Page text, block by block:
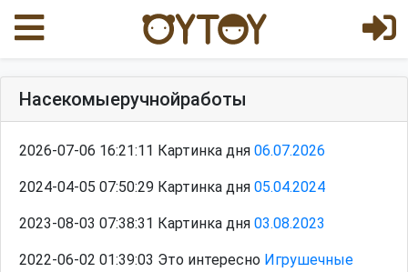
Насекомыеручнойработы
2026-07-06 16:21:11 Картинка дня 06.07.2026
2024-04-05 07:50:29 Картинка дня 05.04.2024
2023-08-03 07:38:31 Картинка дня 03.08.2023
2022-06-02 01:39:03 Это интересно Игрушечные